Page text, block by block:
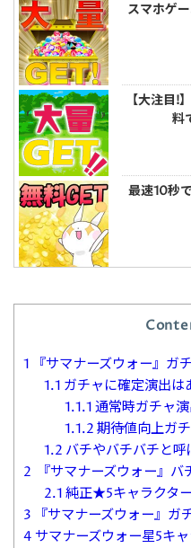
スマホゲ
【大注目!
料
最速10秒
1 『サマナーズウォー』ガ
1.1 ガチャに確定演出は
1.1.1通常時ガチャ
1.1.2期待値向上ガ
1.2 バチやバチバチと
2 『サマナーズウォー』
2.1純正★5キャラクタ
3 『サマナーズウォー』
4サマナーズウォー星5キ